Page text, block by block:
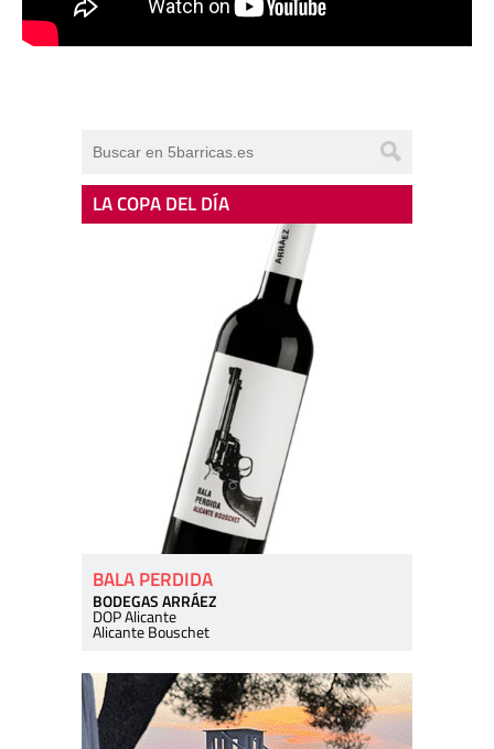
LA COPA DEL DÍA
BALA PERDIDA
BODEGAS ARRÁEZ
DOP Alicante
Alicante Bouschet